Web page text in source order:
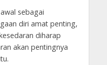
sebagai
diri amat penting,
diharap
akan pentingnya